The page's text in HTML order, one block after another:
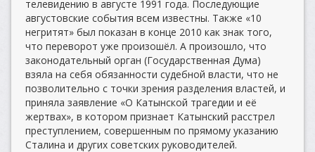
телевидению в августе 1991 года. Последующие
августовские события всем известны. Также «10
негритят» был показан в конце 2010 как знак того,
что переворот уже произошёл. А произошло, что
законодательный орган (Государственная Дума)
взяла на себя обязанности судебной власти, что не
позволительно с точки зрения разделения властей, и
приняла заявление «О Катынской трагедии и её
жертвах», в котором признает Катынский расстрел
преступлением, совершенным по прямому указанию
Сталина и других советских руководителей.